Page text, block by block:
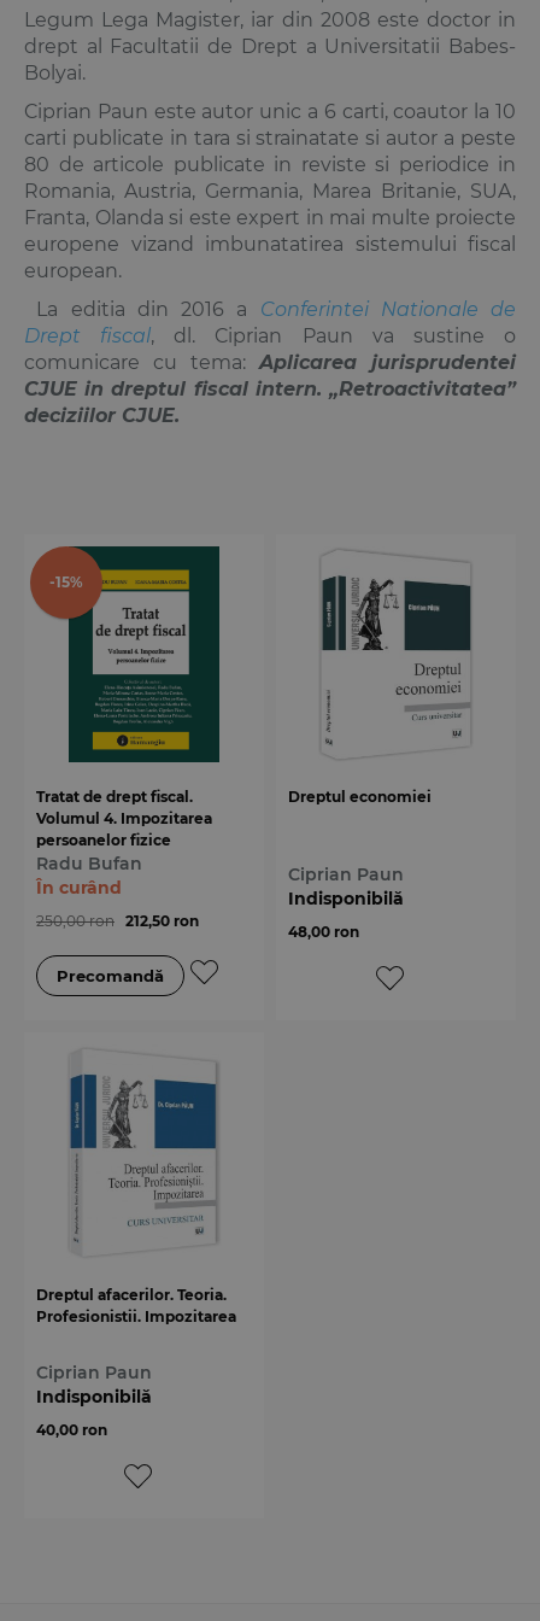
Legum Lega Magister, iar din 2008 este doctor in
drept al Facultatii de Drept a Universitatii Babes-
Bolyai.
Ciprian Paun este autor unic a 6 carti, coautor la 10
carti publicate in tara si strainatate si autor a peste
80 de articole publicate in reviste si periodice in
Romania, Austria, Germania, Marea Britanie, SUA,
Franta, Olanda si este expert in mai multe proiecte
europene vizand imbunatatirea sistemului fiscal
european.
La editia din 2016 a Conferintei Nationale de
Drept fiscal, dl. Ciprian Paun va sustine o
comunicare cu tema: Aplicarea jurisprudentei
CJUE in dreptul fiscal intern. „Retroactivitatea”
deciziilor CJUE.
-15%
Tratat de drept fiscal.
Volumul 4. Impozitarea
persoanelor fizice
Radu Bufan
În curând
250,00 ron 212,50 ron
Dreptul economiei
Ciprian Paun
Indisponibilă
48,00 ron
Dreptul afacerilor. Teoria.
Profesionistii. Impozitarea
Ciprian Paun
Indisponibilă
40,00 ron